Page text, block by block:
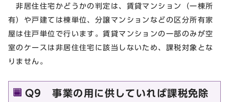
非居住住宅かどうかの判定は、賃貸マンション（一棟所
有）や戸建ては棟単位、分譲マンションなどの区分所有家
屋は住戸単位で行います。賃貸マンションの一部のみが空
室のケースは非居住住宅に該当しないため、課税対象とな
りません。
Q9 事業の用に供していれば課税免除